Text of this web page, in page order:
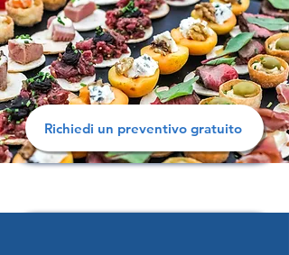
Richiedi un preventivo gratuito